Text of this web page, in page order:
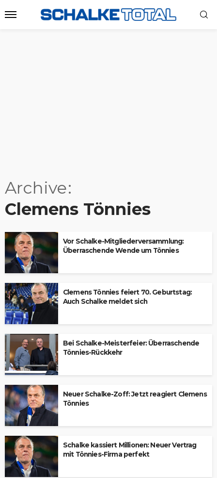
Archive
Clemens Tönnies
Vor Schalke-Mitgliederversammlung:
Überraschende Wende um Tönnies
Clemens Tönnies feiert 70. Geburtstag:
Auch Schalke meldet sich
Bei Schalke-Meisterfeier: Überraschende
Tönnies-Rückkehr
Neuer Schalke-Zoff: Jetzt reagiert Clemens
Tönnies
Schalke kassiert Millionen: Neuer Vertrag
mit Tönnies-Firma perfekt